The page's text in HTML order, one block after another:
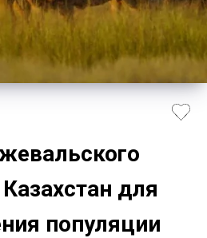
для
популяции